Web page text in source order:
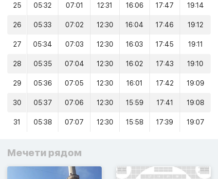
25 05:32 07:01 12:31 16:06 17:47 19:14
26 05:33 07:02 12:30 16:04 17:46 19:12
27 05:34 07:03 12:30 16:03 17:45 19:11
28 05:35 07:04 12:30 16:02 17:43 19:10
29 05:36 07:05 12:30 16:01 17:42 19:09
30 05:37 07:06 12:30 15:59 17:41 19:08
31 05:38 07:07 12:30 15:58 17:39 19:07
Мечети рядом